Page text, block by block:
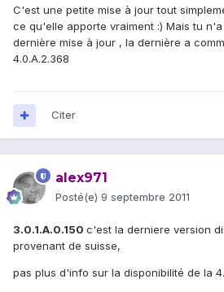
C'est une petite mise à jour tout
ce qu'elle apporte vraiment :) Mais tu
dernière mise à jour , la dernière a
4.0.A.2.368
Citer
alex971
Posté(e) 9 septembre 2011
3.0.1.A.0.150 c'est la derniere version
provenant de suisse,
pas plus d'info sur la disponibilité de la